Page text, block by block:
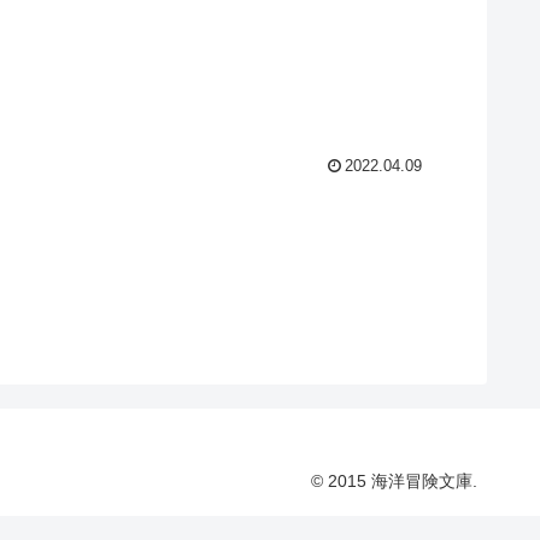
2022.04.09
© 2015 海洋冒険文庫.